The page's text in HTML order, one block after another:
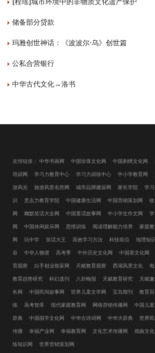
储备部分贷款
玛雅创世神话：《波波尔·乌》创世篇
公私合营银行
中华古代文化→洛书
友情链接： 中华书画网 中国珍珠文化网 中国刺绣文化网
培训网 学习力教育中心 学习力训练中心 中小学教育网
游风光 旅游风景名胜网 城市品牌建设网 家长学院 学
识 意志力教育学院 中国健康生活网 中国营销策划网
网 幽默笑话大全网 中国童话故事网 中小学生作文网
网 中国休闲娱乐网 思维训练 阅读理解能力培养 家庭
网 玩中学 笑话大王 高效学习方法 科技前沿 地理知识
谷 中华人物谱 高考季 中外历史文化网 中国茶文化网
育观察 白手创业致富网 天赋教育观察 西湖风景文化
教育趋势研究 科幻选刊 八卦晚报 天赋教育研究 天赋
长网 中国民间故事网 世界儿童文学网 宝岛期刊 教育
练 高考智库 现代家庭教育网 网络营销传播网 中国儿
辞典 中国国学文化网 中华古诗词网 中华大辞典 世界
传播 幸福产业网 幸福教育网 文化艺术传播网 戏曲文化
练知识网 世界营销策划网